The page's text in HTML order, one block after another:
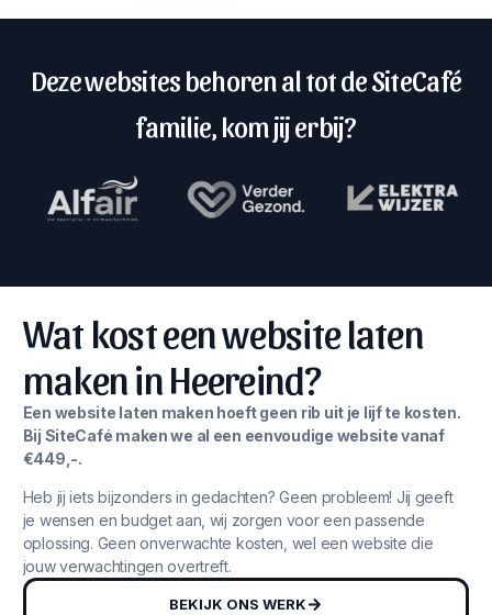
Deze websites behoren al tot de SiteCafé
familie, kom jij erbij?
Wat kost een website laten
maken in Heereind?
Een website laten maken hoeft geen rib uit je lijf te kosten.
Bij SiteCafé maken we al een eenvoudige website vanaf
€449,-.
Heb jij iets bijzonders in gedachten? Geen probleem! Jij geeft
je wensen en budget aan, wij zorgen voor een passende
oplossing. Geen onverwachte kosten, wel een website die
jouw verwachtingen overtreft.
BEKIJK ONS WERK